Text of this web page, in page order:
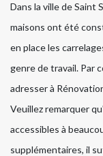
Dans la ville de Saint
maisons ont été
en place les
genre de travail. Par
adresser à
Veuillez remarquer
accessibles à
supplémentaires, il